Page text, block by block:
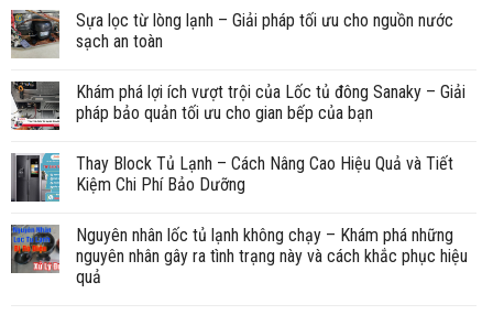
Sựa lọc từ lòng lạnh – Giải pháp tối ưu cho nguồn nước
sạch an toàn
Khám phá lợi ích vượt trội của Lốc tủ đông Sanaky – Giải
pháp bảo quản tối ưu cho gian bếp của bạn
Thay Block Tủ Lạnh – Cách Nâng Cao Hiệu Quả và Tiết
Kiệm Chi Phí Bảo Dưỡng
Nguyên nhân lốc tủ lạnh không chạy – Khám phá những
nguyên nhân gây ra tình trạng này và cách khắc phục hiệu
quả